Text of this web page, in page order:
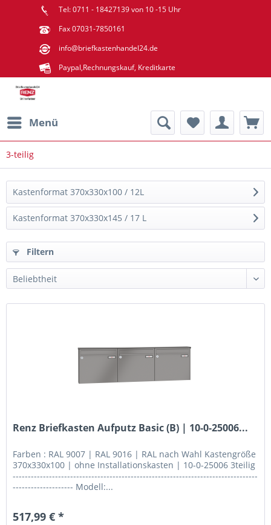
Tel: 0711 - 18427139 von 10 -15 Uhr
Fax 07031-7850161
info@briefkastenhandel24.de
Paypal,Rechnungskauf, Kreditkarte
Menü
3-teilig
Kastenformat 370x330x100 / 12L
Kastenformat 370x330x145 / 17 L
Filtern
Renz Briefkasten Aufputz Basic (B) | 10-0-25006...
Farben : RAL 9007 | RAL 9016 | RAL nach Wahl Kastengröße
370x330x100 | ohne Installationskasten | 10-0-25006 3teilig
---------------------------------------------------------------------------------
-------------------- Modell:...
517,99 € *